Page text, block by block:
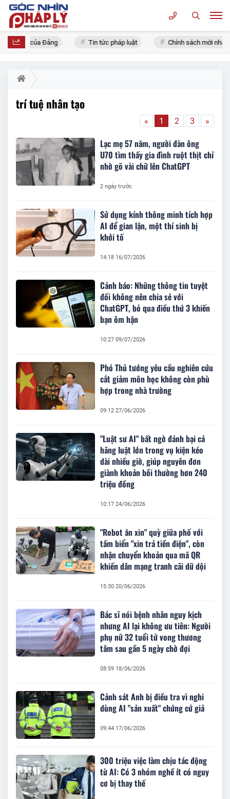
XIV của Đảng Tin tức pháp luật Chính sách mới nhất
trí tuệ nhân tạo
« 1 2 3 »
Lạc mẹ 57 năm, người đàn ông
U70 tìm thấy gia đình ruột thịt chỉ
nhờ gõ vài chữ lên ChatGPT
2 ngày trước
Sử dụng kính thông minh tích hợp
AI để gian lận, một thí sinh bị
khởi tố
14:18 16/07/2026
Cảnh báo: Những thông tin tuyệt
đối không nên chia sẻ với
ChatGPT, bỏ qua điều thứ 3 khiến
bạn ôm hận
10:27 09/07/2026
Phó Thủ tướng yêu cầu nghiên cứu
cắt giảm môn học không còn phù
hợp trong nhà trường
09:12 27/06/2026
"Luật sư AI" bất ngờ đánh bại cả
hãng luật lớn trong vụ kiện kéo
dài nhiều giờ, giúp nguyên đơn
giành khoản bồi thường hơn 240
triệu đồng
10:17 24/06/2026
"Robot ăn xin" quỳ giữa phố với
tấm biển "xin trả tiền điện", còn
nhận chuyển khoản qua mã QR
khiến dân mạng tranh cãi dữ dội
15:30 20/06/2026
Bác sĩ nói bệnh nhân nguy kịch
nhưng AI lại không ưu tiên: Người
phụ nữ 32 tuổi tử vong thương
tâm sau gần 5 ngày chờ đợi
08:59 18/06/2026
Cảnh sát Anh bị điều tra vì nghi
dùng AI "sản xuất" chứng cứ giả
09:44 17/06/2026
300 triệu việc làm chịu tác động
từ AI: Có 3 nhóm nghề ít có nguy
cơ bị thay thế